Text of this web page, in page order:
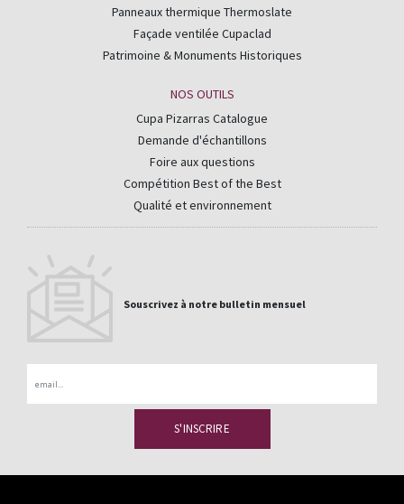
Panneaux thermique Thermoslate
Façade ventilée Cupaclad
Patrimoine & Monuments Historiques
NOS OUTILS
Cupa Pizarras Catalogue
Demande d'échantillons
Foire aux questions
Compétition Best of the Best
Qualité et environnement
Souscrivez à notre bulletin mensuel